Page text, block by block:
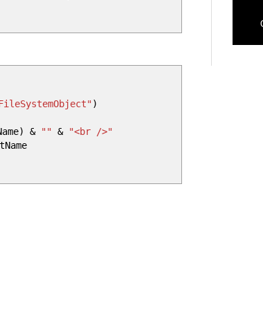
)
& "" & "<br />"